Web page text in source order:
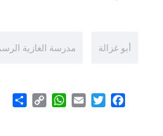
أبو غزالة مدرسة الغازية
Facebook
Twitter
Email
Copy